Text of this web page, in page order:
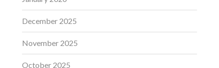
December 2025
November 2025
October 2025